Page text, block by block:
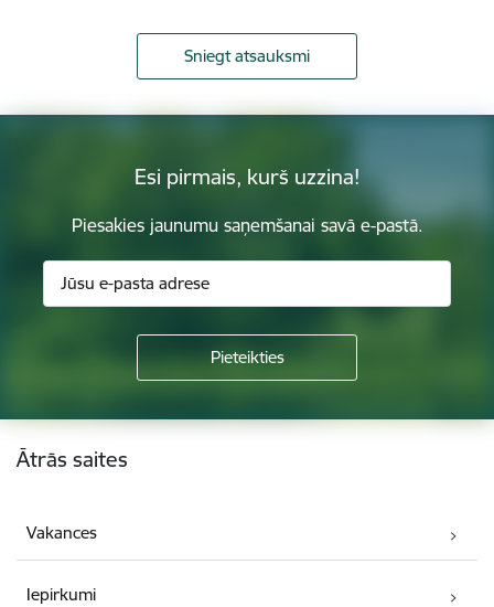
Sniegt atsauksmi
Esi pirmais, kurš uzzina!
Piesakies jaunumu saņemšanai savā e-pastā.
Kājene
Ātrās saites
Vakances
Iepirkumi